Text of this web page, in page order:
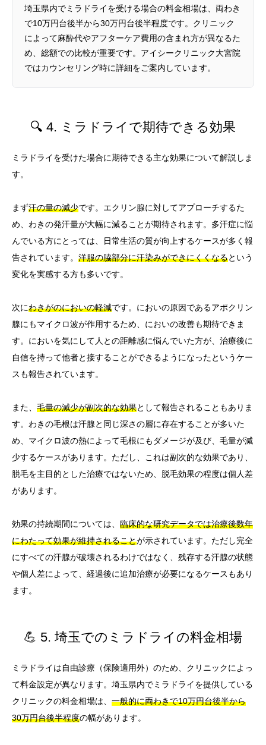
埼玉県内でミラドライを受ける場合の料金相場は、両わき
で10万円台後半から30万円台後半程度です。クリニック
によって麻酔代やアフターケア費用の含まれ方が異なるた
め、総額での比較が重要です。アイシークリニック大宮院
ではカウンセリング時に詳細をご案内しています。
🔍 4. ミラドライで期待できる効果
ミラドライを受けた場合に期待できる主な効果について解説しま
す。
まず汗の量の減少です。エクリン腺に対してアプローチするた
め、わきの発汗量が大幅に減ることが期待されます。多汗症に悩
んでいる方にとっては、日常生活の質が向上するケースが多く報
告されています。 洋服の脇部分に汗染みができにくくなるという
変化を実感する方も多いです。
次にわきがのにおいの軽減です。においの原因であるアポクリン
腺にもマイクロ波が作用するため、においの改善も期待できま
す。においを気にして人との距離感に悩んでいた方が、治療後に
自信を持って他者と接することができるようになったというケー
スも報告されています。
また、 毛量の減少が副次的な効果として報告されることもありま
す。わきの毛根は汗腺と同じ深さの層に存在することが多いた
め、マイクロ波の熱によって毛根にもダメージが及び、毛量が減
少するケースがあります。ただし、これは副次的な効果であり、
脱毛を主目的とした治療ではないため、脱毛効果の程度は個人差
があります。
効果の持続期間については、 臨床的な研究データでは治療後数年
にわたって効果が維持されることが示されています。ただし完全
にすべての汗腺が破壊されるわけではなく、残存する汗腺の状態
や個人差によって、経過後に追加治療が必要になるケースもあり
ます。
💪 5. 埼玉でのミラドライの料金相場
ミラドライは自由診療（保険適用外）のため、クリニックによっ
て料金設定が異なります。埼玉県内でミラドライを提供している
クリニックの料金相場は、 一般的に両わきで10万円台後半から
30万円台後半程度の幅があります。